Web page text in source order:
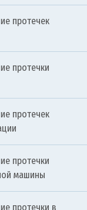
протечек
протечки
протечек
протечки
машины
протечки в